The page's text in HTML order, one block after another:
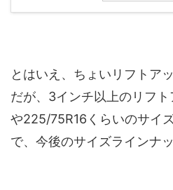
とはいえ、ちょいリフトア
だが、3インチ以上のリフ
や225/75R16くらいのサイ
で、今後のサイズラインナ